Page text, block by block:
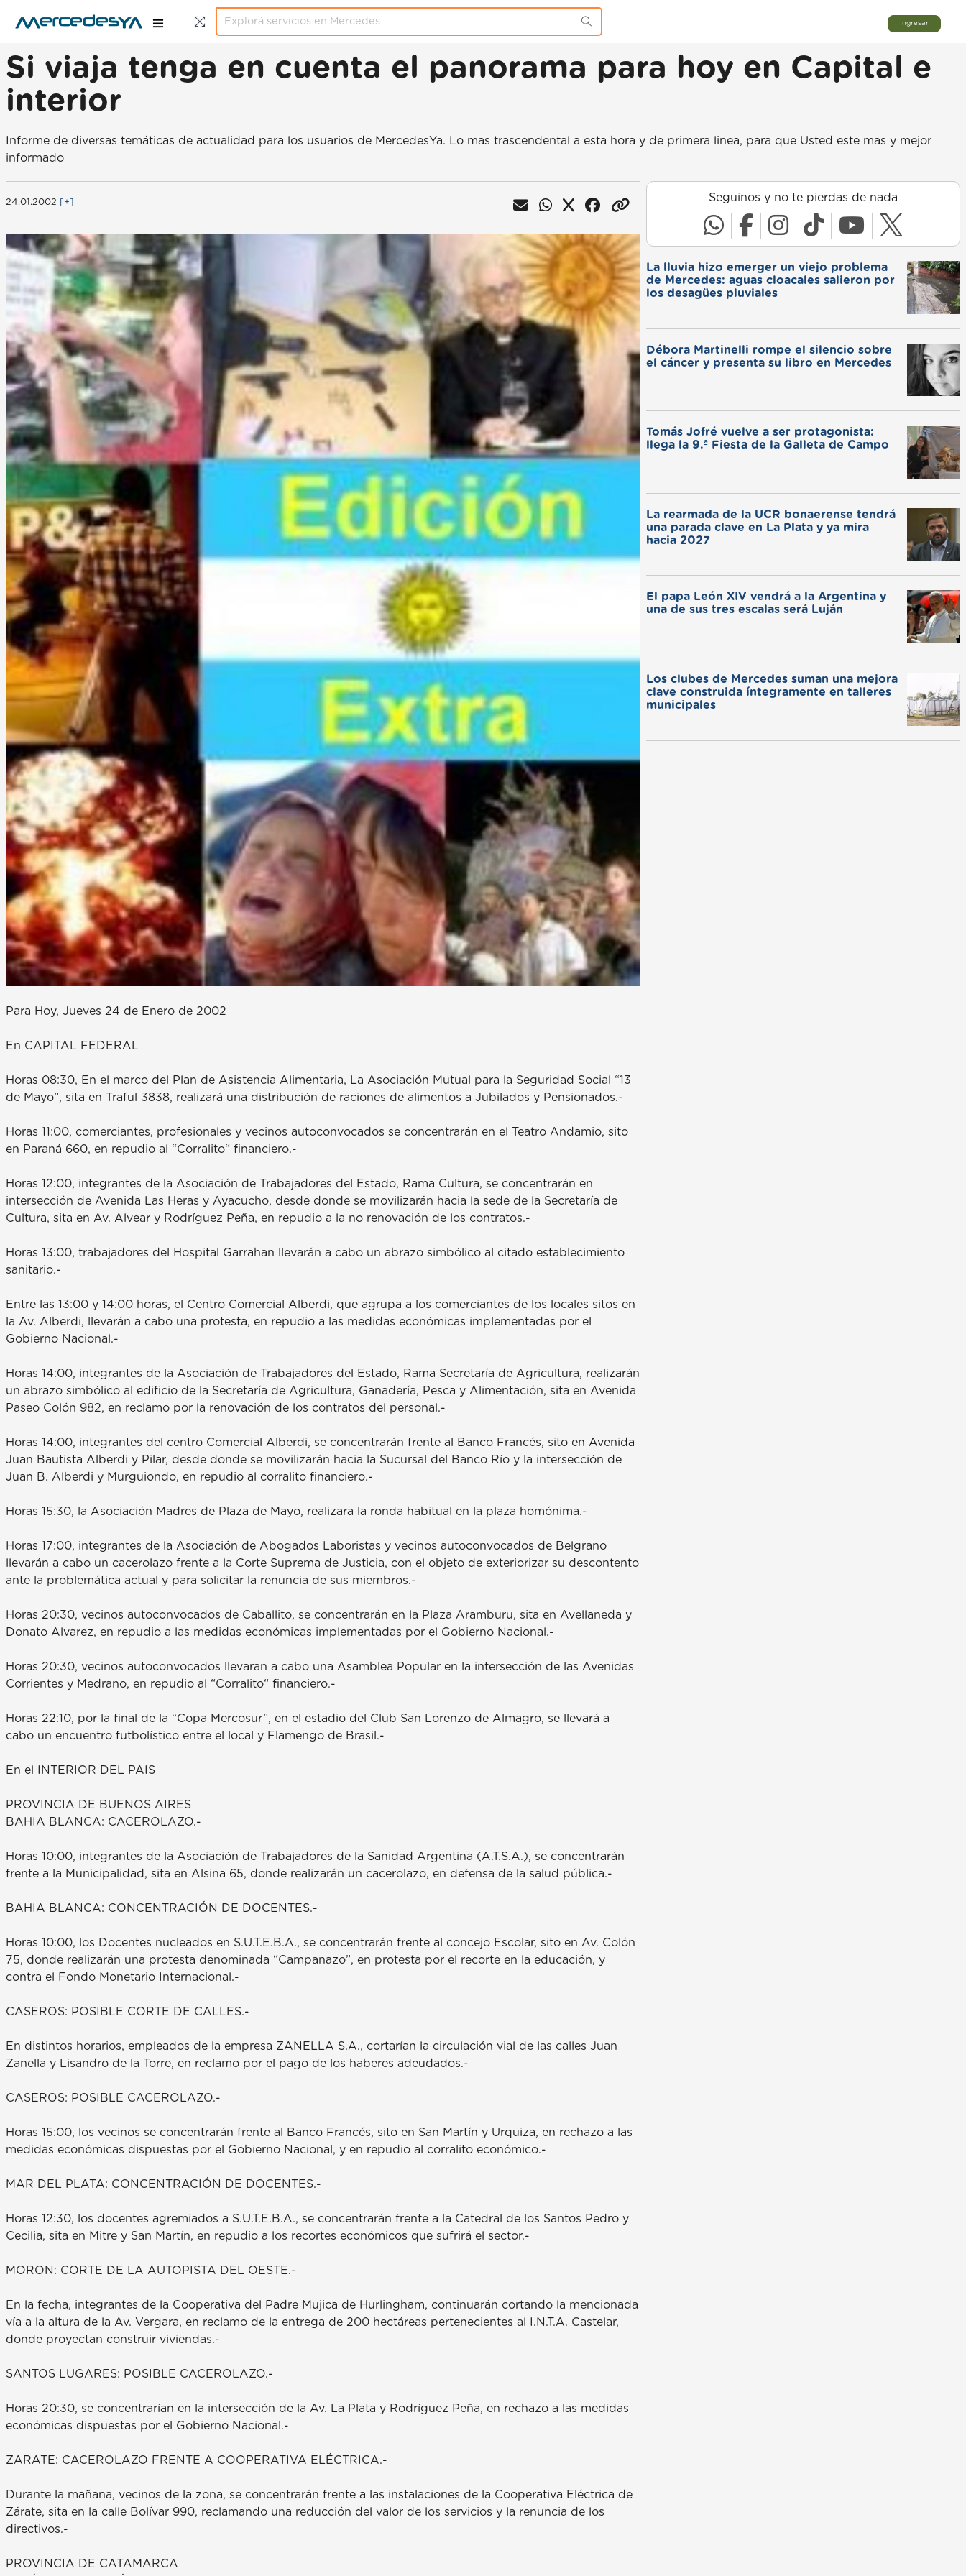
Ingresar
Si viaja tenga en cuenta el panorama para hoy en Capital e
interior
Informe de diversas temáticas de actualidad para los usuarios de MercedesYa. Lo mas trascendental a esta hora y de primera linea, para que Usted este mas y mejor
informado
24.01.2002 [+]
Para Hoy, Jueves 24 de Enero de 2002
En CAPITAL FEDERAL
Horas 08:30, En el marco del Plan de Asistencia Alimentaria, La Asociación Mutual para la Seguridad Social “13
de Mayo”, sita en Traful 3838, realizará una distribución de raciones de alimentos a Jubilados y Pensionados.-
Horas 11:00, comerciantes, profesionales y vecinos autoconvocados se concentrarán en el Teatro Andamio, sito
en Paraná 660, en repudio al “Corralito“ financiero.-
Horas 12:00, integrantes de la Asociación de Trabajadores del Estado, Rama Cultura, se concentrarán en
intersección de Avenida Las Heras y Ayacucho, desde donde se movilizarán hacia la sede de la Secretaría de
Cultura, sita en Av. Alvear y Rodríguez Peña, en repudio a la no renovación de los contratos.-
Horas 13:00, trabajadores del Hospital Garrahan llevarán a cabo un abrazo simbólico al citado establecimiento
sanitario.-
Entre las 13:00 y 14:00 horas, el Centro Comercial Alberdi, que agrupa a los comerciantes de los locales sitos en
la Av. Alberdi, llevarán a cabo una protesta, en repudio a las medidas económicas implementadas por el
Gobierno Nacional.-
Horas 14:00, integrantes de la Asociación de Trabajadores del Estado, Rama Secretaría de Agricultura, realizarán
un abrazo simbólico al edificio de la Secretaría de Agricultura, Ganadería, Pesca y Alimentación, sita en Avenida
Paseo Colón 982, en reclamo por la renovación de los contratos del personal.-
Horas 14:00, integrantes del centro Comercial Alberdi, se concentrarán frente al Banco Francés, sito en Avenida
Juan Bautista Alberdi y Pilar, desde donde se movilizarán hacia la Sucursal del Banco Río y la intersección de
Juan B. Alberdi y Murguiondo, en repudio al corralito financiero.-
Horas 15:30, la Asociación Madres de Plaza de Mayo, realizara la ronda habitual en la plaza homónima.-
Horas 17:00, integrantes de la Asociación de Abogados Laboristas y vecinos autoconvocados de Belgrano
llevarán a cabo un cacerolazo frente a la Corte Suprema de Justicia, con el objeto de exteriorizar su descontento
ante la problemática actual y para solicitar la renuncia de sus miembros.-
Horas 20:30, vecinos autoconvocados de Caballito, se concentrarán en la Plaza Aramburu, sita en Avellaneda y
Donato Alvarez, en repudio a las medidas económicas implementadas por el Gobierno Nacional.-
Horas 20:30, vecinos autoconvocados llevaran a cabo una Asamblea Popular en la intersección de las Avenidas
Corrientes y Medrano, en repudio al “Corralito“ financiero.-
Horas 22:10, por la final de la “Copa Mercosur”, en el estadio del Club San Lorenzo de Almagro, se llevará a
cabo un encuentro futbolístico entre el local y Flamengo de Brasil.-
En el INTERIOR DEL PAIS
PROVINCIA DE BUENOS AIRES
BAHIA BLANCA: CACEROLAZO.-
Horas 10:00, integrantes de la Asociación de Trabajadores de la Sanidad Argentina (A.T.S.A.), se concentrarán
frente a la Municipalidad, sita en Alsina 65, donde realizarán un cacerolazo, en defensa de la salud pública.-
BAHIA BLANCA: CONCENTRACIÓN DE DOCENTES.-
Horas 10:00, los Docentes nucleados en S.U.T.E.B.A., se concentrarán frente al concejo Escolar, sito en Av. Colón
75, donde realizarán una protesta denominada “Campanazo”, en protesta por el recorte en la educación, y
contra el Fondo Monetario Internacional.-
CASEROS: POSIBLE CORTE DE CALLES.-
En distintos horarios, empleados de la empresa ZANELLA S.A., cortarían la circulación vial de las calles Juan
Zanella y Lisandro de la Torre, en reclamo por el pago de los haberes adeudados.-
CASEROS: POSIBLE CACEROLAZO.-
Horas 15:00, los vecinos se concentrarán frente al Banco Francés, sito en San Martín y Urquiza, en rechazo a las
medidas económicas dispuestas por el Gobierno Nacional, y en repudio al corralito económico.-
MAR DEL PLATA: CONCENTRACIÓN DE DOCENTES.-
Horas 12:30, los docentes agremiados a S.U.T.E.B.A., se concentrarán frente a la Catedral de los Santos Pedro y
Cecilia, sita en Mitre y San Martín, en repudio a los recortes económicos que sufrirá el sector.-
MORON: CORTE DE LA AUTOPISTA DEL OESTE.-
En la fecha, integrantes de la Cooperativa del Padre Mujica de Hurlingham, continuarán cortando la mencionada
vía a la altura de la Av. Vergara, en reclamo de la entrega de 200 hectáreas pertenecientes al I.N.T.A. Castelar,
donde proyectan construir viviendas.-
SANTOS LUGARES: POSIBLE CACEROLAZO.-
Horas 20:30, se concentrarían en la intersección de la Av. La Plata y Rodríguez Peña, en rechazo a las medidas
económicas dispuestas por el Gobierno Nacional.-
ZARATE: CACEROLAZO FRENTE A COOPERATIVA ELÉCTRICA.-
Durante la mañana, vecinos de la zona, se concentrarán frente a las instalaciones de la Cooperativa Eléctrica de
Zárate, sita en la calle Bolívar 990, reclamando una reducción del valor de los servicios y la renuncia de los
directivos.-
PROVINCIA DE CATAMARCA
Seguinos y no te pierdas de nada
La lluvia hizo emerger un viejo problema
de Mercedes: aguas cloacales salieron por
los desagües pluviales
Débora Martinelli rompe el silencio sobre
el cáncer y presenta su libro en Mercedes
Tomás Jofré vuelve a ser protagonista:
llega la 9.ª Fiesta de la Galleta de Campo
La rearmada de la UCR bonaerense tendrá
una parada clave en La Plata y ya mira
hacia 2027
El papa León XIV vendrá a la Argentina y
una de sus tres escalas será Luján
Los clubes de Mercedes suman una mejora
clave construida íntegramente en talleres
municipales